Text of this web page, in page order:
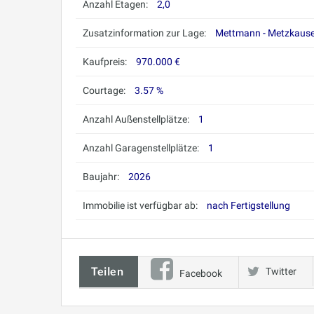
Anzahl Etagen: 2,0
Zusatzinformation zur Lage: Mettmann -
Kaufpreis: 970.000 €
Courtage: 3.57 %
Anzahl Außenstellplätze: 1
Anzahl Garagenstellplätze: 1
Baujahr: 2026
Immobilie ist verfügbar ab: nach Fertigstellung
Teilen Facebook Twitter